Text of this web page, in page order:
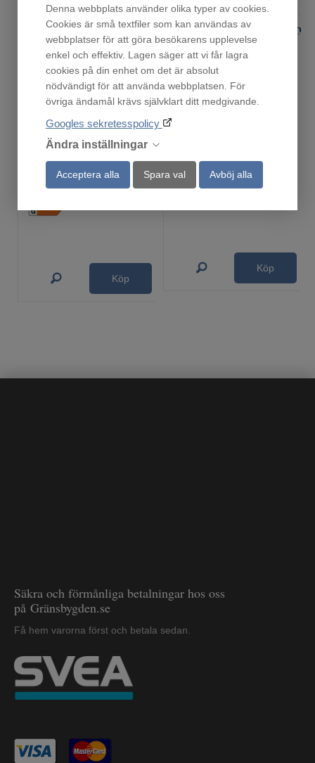
Denna webbplats använder olika typer av cookies.
Cookies är små textfiler som kan användas av
webbplatser för att göra besökarens upplevelse
enkel och effektiv. Lagen säger att vi får lagra
cookies på din enhet om det är absolut
nödvändigt för att använda webbplatsen. För
övriga ändamål krävs självklart ditt medgivande.
Googles sekretesspolicy
Ändra inställningar
Acceptera alla Spara val Avböj alla
Coca-Cola Coolcube
Fåtal i lager!
4 999
Köp
RTW100
En i lager!
9 490
Köp
Säkra och förmånliga betalningar hos oss
på Gränsbygden.se
Få hem varorna först och betala sedan.